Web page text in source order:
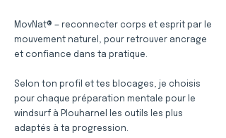
MovNat® — reconnecter corps et esprit par le
mouvement naturel, pour retrouver ancrage
et confiance dans ta pratique.
Selon ton profil et tes blocages, je choisis
pour chaque préparation mentale pour le
windsurf à Plouharnel les outils les plus
adaptés à ta progression.